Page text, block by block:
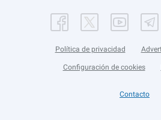
Política de privacidad
Configuración de cookies
Contacto